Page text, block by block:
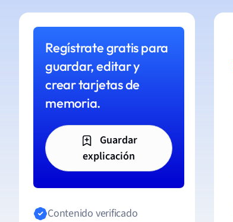
Regístrate gratis para
guardar, editar y
crear tarjetas de
memoria.
Guardar
explicación
Contenido verificado